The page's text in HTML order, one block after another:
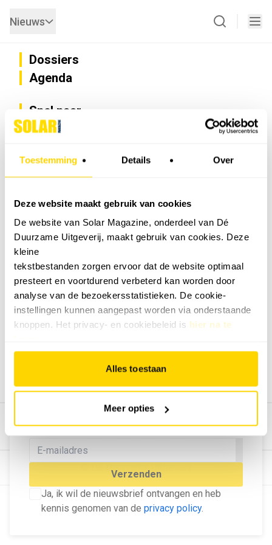
Toestemming Details Over
Deze website maakt gebruik van cookies
De website van Solar Magazine, onderdeel van Dé
Duurzame Uitgeverij, maakt gebruik van cookies. Deze
kleine
tekstbestanden zorgen ervoor dat de website optimaal
presteert en voortdurend verbeterd kan worden door
analyse van de bezoekersstatistieken. De cookie-
instellingen kunnen aangepast worden via onderstaande
knoppen. Het privacy- en cookiebeleid is hier na te
Alles toestaan
Meer opties
MELD U AAN VOOR ONZE
NIEUWSBRIEF
Blijf op de hoogte van het laatste nieuws!
Verzenden
Ja, ik wil de nieuwsbrief ontvangen en heb
kennis genomen van de privacy policy.
Nieuws
Dossiers
Agenda
Snel naar
Privacy
Nieuwsbrief
Vacatures
Installateurzoeker
Cookievoorkeuren wijzigen
English
Geef ons feedback
Vertel ons wat je van onze website vindt.
Tip de redactie
Bekijk hier de mogelijkheden.
© Dé Duurzame Uitgeverij